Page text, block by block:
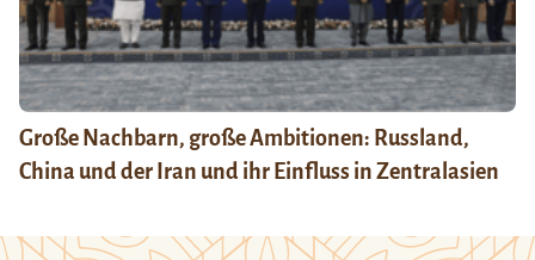
Große Nachbarn, große Ambitionen: Russland,
China und der Iran und ihr Einfluss in Zentralasien